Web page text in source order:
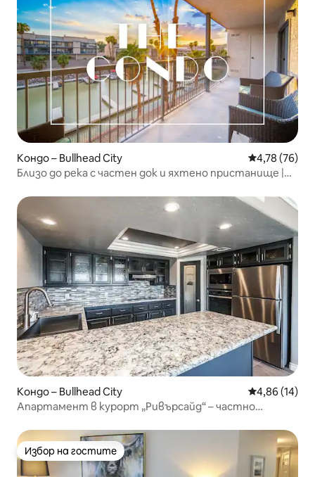
Кондо – Bullhead City Средна
4,78 (76)
Близо до река с частен док и яхтено пристанище |
Кондо – Bullhead City Средна
4,86 (14)
Апартамент в курорт „Ривърсайд“ – частно
Избор на гостите
Избор на гостите